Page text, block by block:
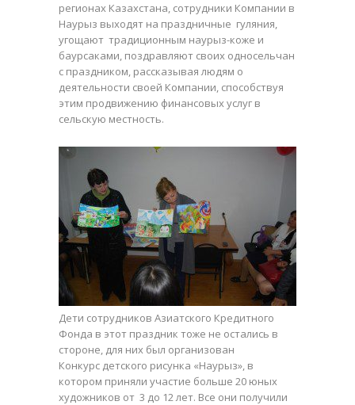
регионах Казахстана, сотрудники Компании в
Наурыз выходят на праздничные гуляния,
угощают традиционным наурыз-коже и
баурсаками, поздравляют своих односельчан
с праздником, рассказывая людям о
деятельности своей Компании, способствуя
этим продвижению финансовых услуг в
сельскую местность.
Дети сотрудников Азиатского Кредитного
Фонда в этот праздник тоже не остались в
стороне, для них был организован
Конкурс детского рисунка «Наурыз», в
котором приняли участие больше 20 юных
художников от 3 до 12 лет. Все они получили